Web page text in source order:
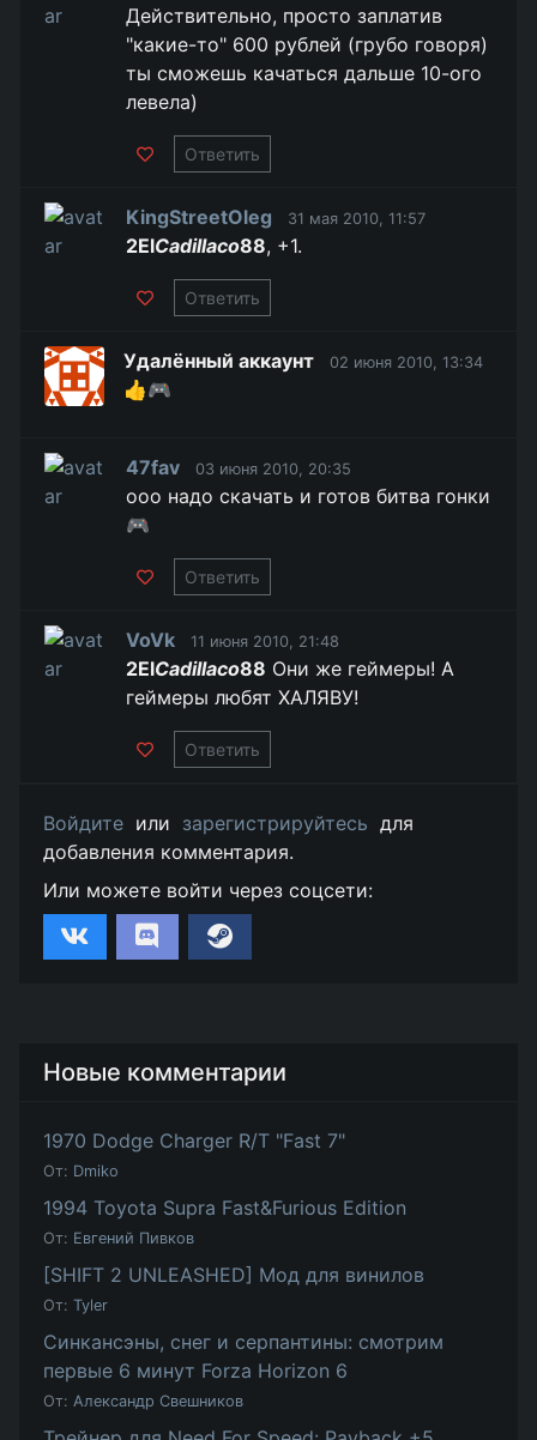
Действительно, просто заплатив
"какие-то" 600 рублей (грубо говоря)
ты сможешь качаться дальше 10-ого
левела)
Ответить
KingStreetOleg 31 мая 2010, 11:57
2ElCadillaco88, +1.
Ответить
Удалённый аккаунт 02 июня 2010, 13:34
👍🎮
47fav 03 июня 2010, 20:35
ооо надо скачать и готов битва гонки
🎮
Ответить
VoVk 11 июня 2010, 21:48
2ElCadillaco88 Они же геймеры! А
геймеры любят ХАЛЯВУ!
Ответить
Войдите или зарегистрируйтесь для
добавления комментария.
Или можете войти через соцсети:
Новые комментарии
1970 Dodge Charger R/T "Fast 7"
От: Dmiko
1994 Toyota Supra Fast&Furious Edition
От: Евгений Пивков
[SHIFT 2 UNLEASHED] Мод для винилов
От: Tyler
Синкансэны, снег и серпантины: смотрим
первые 6 минут Forza Horizon 6
От: Александр Свешников